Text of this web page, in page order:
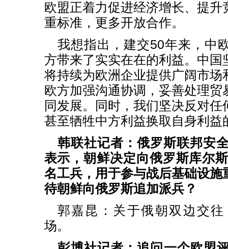
欧盟正着力促进经济增长、提
重标准，更多开放合作。
我想指出，建交50年来，中
方带来了实实在在的利益。中国
将持续为欧洲企业提供广阔市场
欧方加强沟通协调，妥善处理
同发展。同时，我们坚决反对
甚至牺牲中方利益换取自身利益
韩联社记者：俄罗斯联邦安
表示，朝鲜决定向俄罗斯库尔
名工兵，用于参与战后基础设施
待朝鲜向俄罗斯追加派兵？
郭嘉昆：关于俄朝双边交
场。